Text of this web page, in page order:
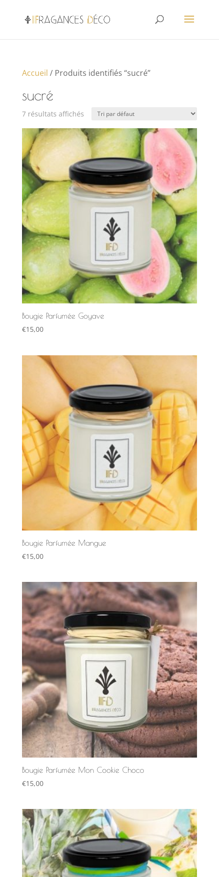
Accueil / Produits identifiés “sucré”
sucré
7 résultats affichés
Bougie Parfumée Goyave
€15,00
Bougie Parfumée Mangue
€15,00
Bougie Parfumée Mon Cookie Choco
€15,00